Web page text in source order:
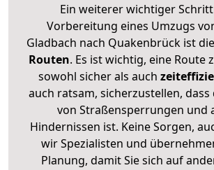
Ein weiterer wichtiger
Vorbereitung eines Umzugs
Gladbach nach Quakenbrück ist die
Routen. Es ist wichtig, eine Route
sowohl sicher als auch
auch ratsam, sicherzustellen, dass
von Straßensperrungen und
Hindernissen ist. Keine Sorgen,
wir Spezialisten und
Planung, damit Sie sich auf